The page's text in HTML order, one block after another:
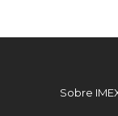
Sobre